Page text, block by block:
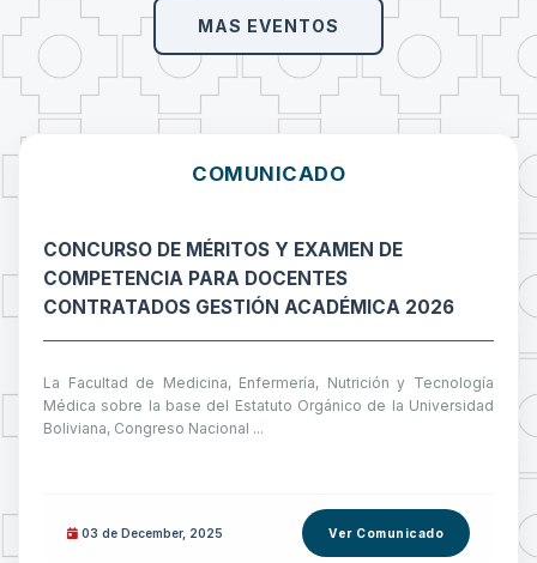
MAS EVENTOS
COMUNICADO
CONCURSO DE MÉRITOS Y EXAMEN DE
COMPETENCIA PARA DOCENTES
CONTRATADOS GESTIÓN ACADÉMICA 2026
La Facultad de Medicina, Enfermería, Nutrición y Tecnología
Médica sobre la base del Estatuto Orgánico de la Universidad
Boliviana, Congreso Nacional ...
03 de December, 2025 Ver Comunicado